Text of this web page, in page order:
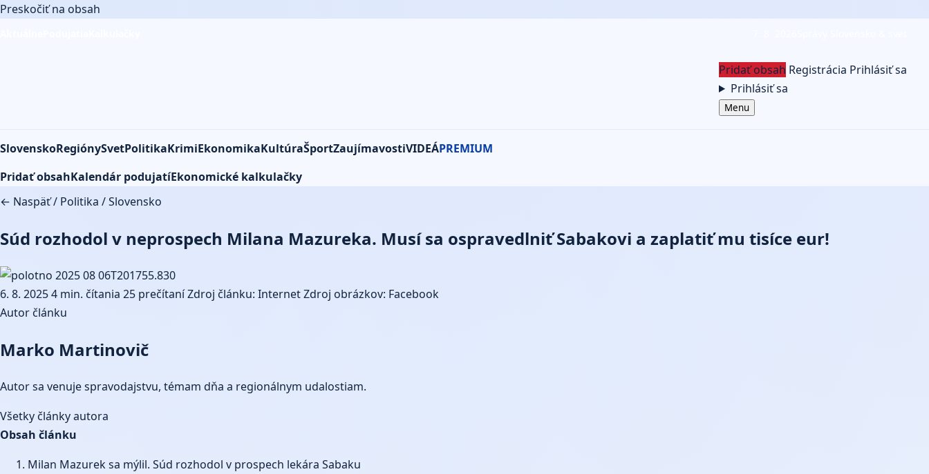
Preskočiť na obsah
Pridať obsah Registrácia Prihlásiť sa
Prihlásiť sa
Menu
SlovenskoRegiónySvetPolitikaKrimiEkonomikaKultúraŠportZaujímavostiVIDEÁPREMIUM
Pridať obsahKalendár podujatíEkonomické kalkulačky
← Naspäť/ Politika /Slovensko
Súd rozhodol v neprospech Milana Mazureka. Musí sa ospravedlniť Sabakovi a zaplatiť mu tisíce eur!
6. 8. 20254 min. čítania 25 prečítaníZdroj článku: InternetZdroj obrázkov: Facebook
Autor článku
Marko Martinovič
Autor sa venuje spravodajstvu, témam dňa a regionálnym udalostiam.
Všetky články autora
Obsah článku
Milan Mazurek sa mýlil. Súd rozhodol v prospech lekára Sabaku